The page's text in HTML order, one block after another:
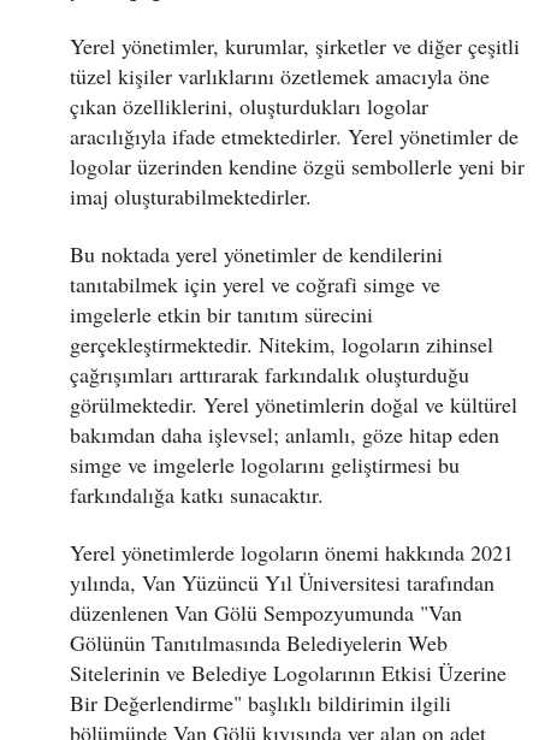
Yerel yönetimler, kurumlar, şirketler ve diğer çeşitli
tüzel kişiler varlıklarını özetlemek amacıyla öne
çıkan özelliklerini, oluşturdukları logolar
aracılığıyla ifade etmektedirler. Yerel yönetimler de
logolar üzerinden kendine özgü sembollerle yeni bir
imaj oluşturabilmektedirler.
Bu noktada yerel yönetimler de kendilerini
tanıtabilmek için yerel ve coğrafi simge ve
imgelerle etkin bir tanıtım sürecini
gerçekleştirmektedir. Nitekim, logoların zihinsel
çağrışımları arttırarak farkındalık oluşturduğu
görülmektedir. Yerel yönetimlerin doğal ve kültürel
bakımdan daha işlevsel; anlamlı, göze hitap eden
simge ve imgelerle logolarını geliştirmesi bu
farkındalığa katkı sunacaktır.
Yerel yönetimlerde logoların önemi hakkında 2021
yılında, Van Yüzüncü Yıl Üniversitesi tarafından
düzenlenen Van Gölü Sempozyumunda "Van
Gölünün Tanıtılmasında Belediyelerin Web
Sitelerinin ve Belediye Logolarının Etkisi Üzerine
Bir Değerlendirme" başlıklı bildirimin ilgili
bölümünde Van Gölü kıyısında yer alan on adet